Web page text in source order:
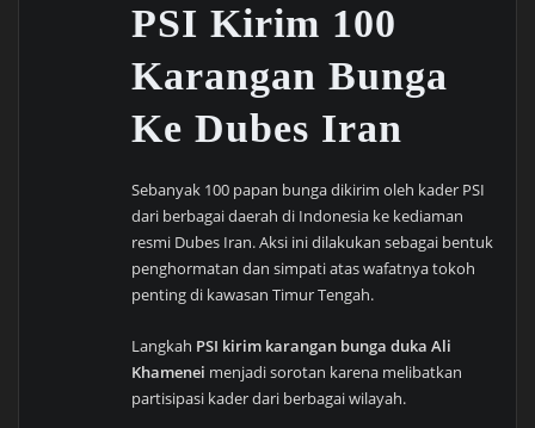
PSI Kirim 100
Karangan Bunga
Ke Dubes Iran
Sebanyak 100 papan bunga dikirim oleh kader PSI
dari berbagai daerah di Indonesia ke kediaman
resmi Dubes Iran. Aksi ini dilakukan sebagai bentuk
penghormatan dan simpati atas wafatnya tokoh
penting di kawasan Timur Tengah.
Langkah PSI kirim karangan bunga duka Ali
Khamenei menjadi sorotan karena melibatkan
partisipasi kader dari berbagai wilayah.